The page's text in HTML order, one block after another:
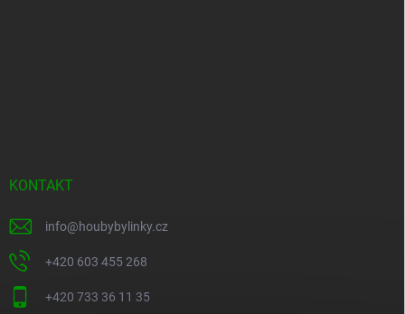
KONTAKT
info@houbybylinky.cz
+420 603 455 268
+420 733 36 11 35